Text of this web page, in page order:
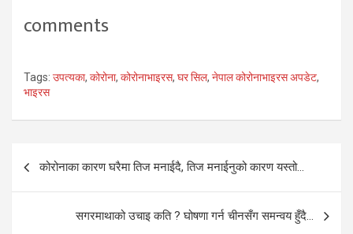
comments
Tags: उपत्यका, कोरोना, कोरोनाभाइरस, घर सिल, नेपाल कोरोनाभाइरस अपडेट,
भाइरस
Post
navigation
कोरोनाका कारण घरैमा तिज मनाईदै, तिज मनाईनुको कारण यस्तो…
सगरमाथाको उचाइ कति ? घोषणा गर्न चीनसँग समन्वय हुँदै…